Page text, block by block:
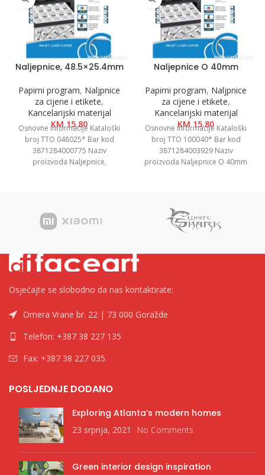
Naljepnice, 48.5×25.4mm
Papirni program, Naljpnice
za cijene i etikete,
Kancelarijski materijal
KM15.80
Osnovne informacije Kataloški
broj TTO 048025* Bar kod
3871284000775 Naziv
proizvoda Naljepnice,
Naljepnice O 40mm
Papirni program, Naljpnice
za cijene i etikete,
Kancelarijski materijal
KM15.80
Osnovne informacije Kataloški
broj TTO 100040* Bar kod
3871284003929 Naziv
proizvoda Naljepnice O 40mm
Osjećajte se slobodno da nas kontaktirate:
Omera Vrane br. 22 | 73 000 Goražde
Telefon: +387 38 227 135
Fax: +387 38 227 035
POSLJEDNJE DODANO
Exploring Atlanta’s modern homes
23 srpnja, 2021 No Comments
Green interior design inspiration